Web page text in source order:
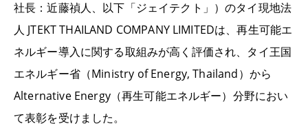
社長：近藤禎人、以下「ジェイテクト」）のタイ現地法
人 JTEKT THAILAND COMPANY LIMITEDは、再生可能エ
ネルギー導入に関する取組みが高く評価され、タイ王国
エネルギー省（Ministry of Energy, Thailand）から
Alternative Energy（再生可能エネルギー）分野におい
て表彰を受けました。